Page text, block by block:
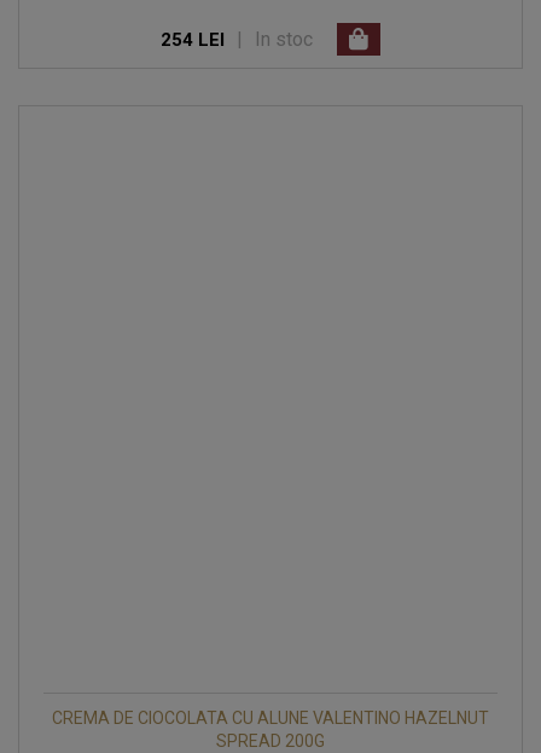
254 LEI | In stoc
CREMA DE CIOCOLATA CU ALUNE VALENTINO HAZELNUT
SPREAD 200G